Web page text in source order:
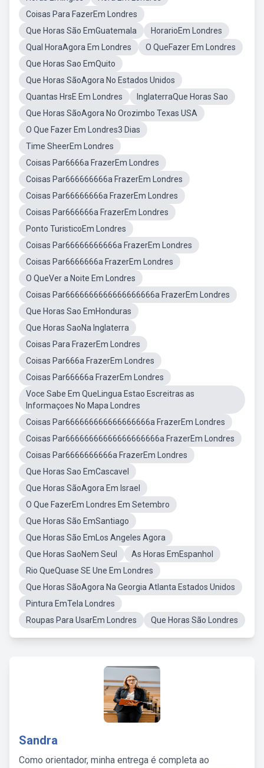
Coisas Para FazerEm Londres
Que Horas São EmGuatemala
HorarioEm Londres
Qual HoraAgora Em Londres
O QueFazer Em Londres
Que Horas Sao EmQuito
Que Horas SãoAgora No Estados Unidos
Quantas HrsE Em Londres
InglaterraQue Horas Sao
Que Horas SãoAgora No Orozimbo Texas USA
O Que Fazer Em Londres3 Dias
Time SheerEm Londres
Coisas Par6666a FrazerEm Londres
Coisas Par666666666a FrazerEm Londres
Coisas Par66666666a FrazerEm Londres
Coisas Par666666a FrazerEm Londres
Ponto TuristicoEm Londres
Coisas Par66666666666a FrazerEm Londres
Coisas Par6666666a FrazerEm Londres
O QueVer a Noite Em Londres
Coisas Par6666666666666666666a FrazerEm Londres
Que Horas Sao EmHonduras
Que Horas SaoNa Inglaterra
Coisas Para FrazerEm Londres
Coisas Par666a FrazerEm Londres
Coisas Par66666a FrazerEm Londres
Voce Sabe Em QueLingua Estao Escreitras as
Informaçoes No Mapa Londres
Coisas Par666666666666666666a FrazerEm Londres
Coisas Par66666666666666666666a FrazerEm Londres
Coisas Par6666666666a FrazerEm Londres
Que Horas Sao EmCascavel
Que Horas SãoAgora Em Israel
O Que FazerEm Londres Em Setembro
Que Horas São EmSantiago
Que Horas São EmLos Angeles Agora
Que Horas SaoNem Seul
As Horas EmEspanhol
Rio QueQuase SE Une Em Londres
Que Horas SãoAgora Na Georgia Atlanta Estados Unidos
Pintura EmTela Londres
Roupas Para UsarEm Londres
Que Horas São Londres
Sandra
Como orientador, minha entrega é completa ao